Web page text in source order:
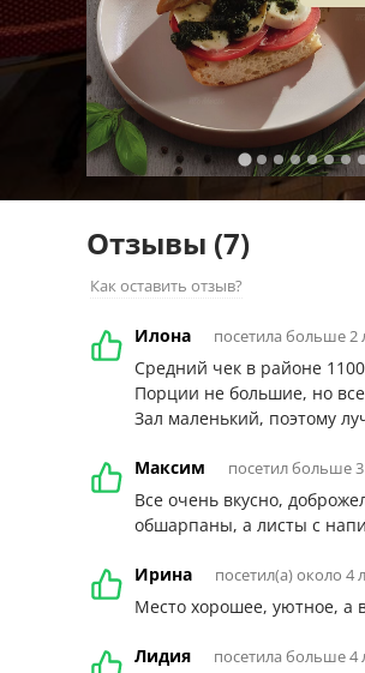
Отзывы (7)
Как оставить отзыв?
Илона посетила больше 2
Средний чек в районе
Порции не большие, но все
Зал маленький, поэтому
Максим посетил больше 3
Все очень вкусно,
обшарпаны, а листы с
Ирина посетил(а) около 4
Место хорошее, уютное, а
Лидия посетила больше 4